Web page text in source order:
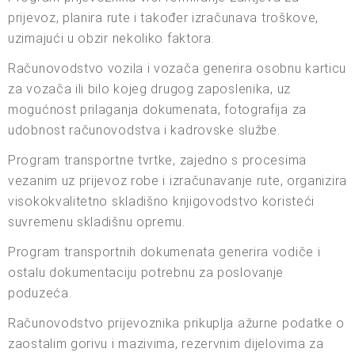
prijevoz, planira rute i također izračunava troškove,
uzimajući u obzir nekoliko faktora.
Računovodstvo vozila i vozača generira osobnu karticu
za vozača ili bilo kojeg drugog zaposlenika, uz
mogućnost prilaganja dokumenata, fotografija za
udobnost računovodstva i kadrovske službe.
Program transportne tvrtke, zajedno s procesima
vezanim uz prijevoz robe i izračunavanje rute, organizira
visokokvalitetno skladišno knjigovodstvo koristeći
suvremenu skladišnu opremu.
Program transportnih dokumenata generira vodiče i
ostalu dokumentaciju potrebnu za poslovanje
poduzeća.
Računovodstvo prijevoznika prikuplja ažurne podatke o
zaostalim gorivu i mazivima, rezervnim dijelovima za